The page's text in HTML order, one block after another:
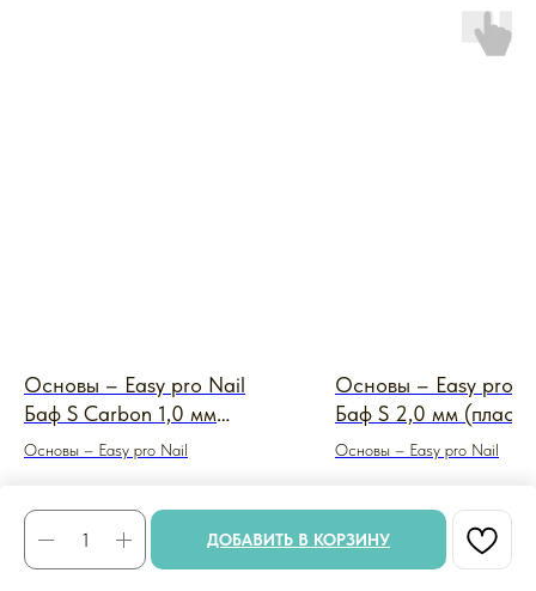
ДОБАВИТЬ В КОРЗИНУ
Основы – Easy pro Nail
Баф S Carbon 1,0 мм
(металл черный)
Основы – Easy pro Nail
Основы – Easy pro
Баф S 2,0 мм
белый)
Основы – Easy pro Nail